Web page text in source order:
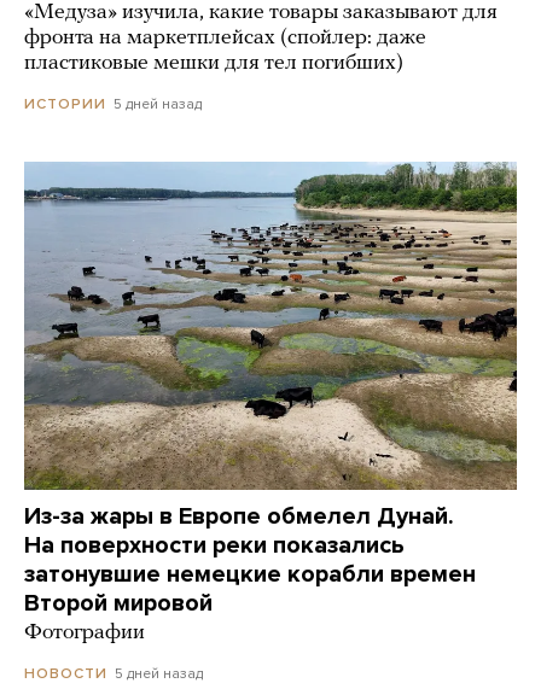
«Медуза» изучила, какие товары заказывают для
фронта на маркетплейсах (спойлер: даже
пластиковые мешки для тел погибших)
ИСТОРИИ 5 дней назад
Из-за жары в Европе обмелел Дунай.
На поверхности реки показались
затонувшие немецкие корабли времен
Второй мировой
Фотографии
НОВОСТИ 5 дней назад